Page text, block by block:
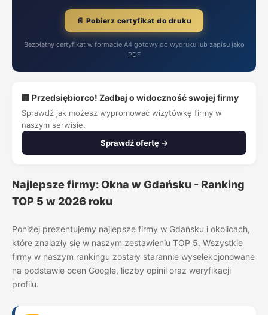
📄 Pobierz certyfikat do druku
Bezpłatny certyfikat w formacie A4 gotowy do wydruku lub zapisu jako
PDF
🏢 Przedsiębiorco! Zadbaj o widoczność swojej firmy
Sprawdź jak możesz wypromować wizytówkę firmy w
naszym serwisie.
Sprawdź ofertę →
Najlepsze firmy: Okna w Gdańsku - Ranking
TOP 5 w 2026 roku
Poniżej prezentujemy najlepsze firmy w Gdańsku i okolicach,
które znalazły się w naszym zestawieniu TOP 5. Wszystkie
firmy w naszym rankingu zostały starannie wyselekcjonowane
na podstawie ocen Google, liczby opinii oraz weryfikacji
profilu.